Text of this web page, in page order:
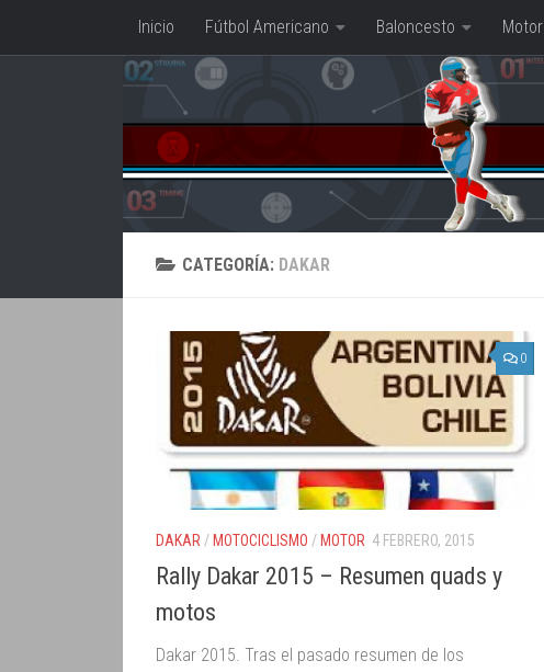
Saltar al contenido
Inicio Fútbol Americano Baloncesto Motor
CATEGORÍA: DAKAR
0
DAKAR/ MOTOCICLISMO / MOTOR 4 FEBRERO, 2015
Rally Dakar 2015 – Resumen quads y
motos
Dakar 2015. Tras el pasado resumen de los